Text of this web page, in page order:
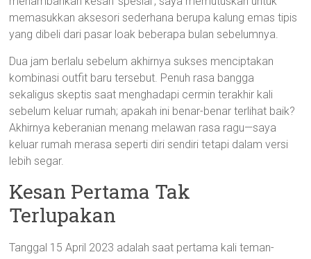
memasukkan aksesori sederhana berupa kalung emas tipis
yang dibeli dari pasar loak beberapa bulan sebelumnya.
Dua jam berlalu sebelum akhirnya sukses menciptakan
kombinasi outfit baru tersebut. Penuh rasa bangga
sekaligus skeptis saat menghadapi cermin terakhir kali
sebelum keluar rumah; apakah ini benar-benar terlihat baik?
Akhirnya keberanian menang melawan rasa ragu—saya
keluar rumah merasa seperti diri sendiri tetapi dalam versi
lebih segar.
Kesan Pertama Tak
Terlupakan
Tanggal 15 April 2023 adalah saat pertama kali teman-